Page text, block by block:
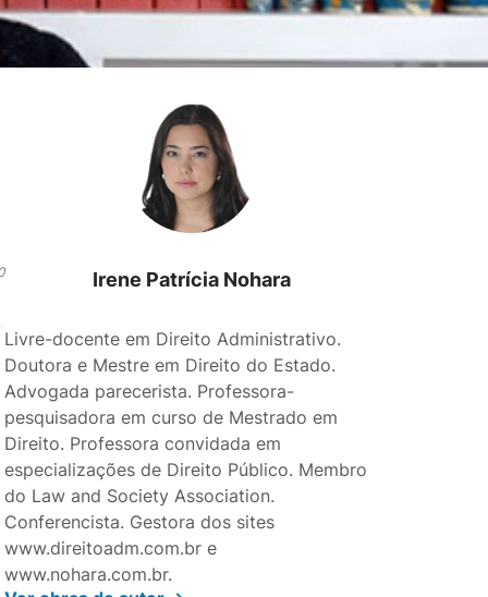
Irene Patrícia Nohara
Livre-docente em Direito Administrativo.
Doutora e Mestre em Direito do Estado.
Advogada parecerista. Professora-
pesquisadora em curso de Mestrado em
Direito. Professora convidada em
especializações de Direito Público. Membro
do Law and Society Association.
Conferencista. Gestora dos sites
www.direitoadm.com.br e
www.nohara.com.br.